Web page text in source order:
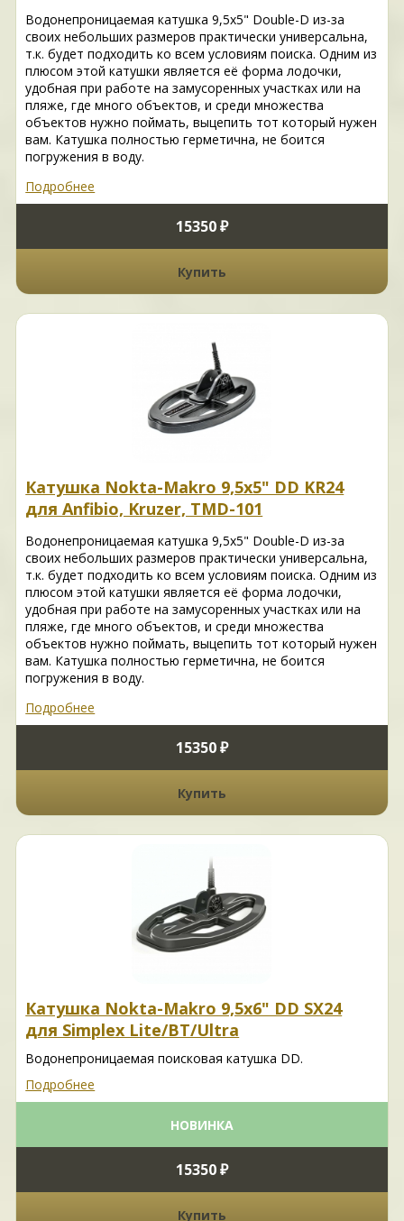
Водонепроницаемая катушка 9,5x5" Double-D из-за
своих небольших размеров практически универсальна,
т.к. будет подходить ко всем условиям поиска. Одним из
плюсом этой катушки является её форма лодочки,
удобная при работе на замусоренных участках или на
пляже, где много объектов, и среди множества
объектов нужно поймать, выцепить тот который нужен
вам. Катушка полностью герметична, не боится
погружения в воду.
Подробнее
15350 ₽
Купить
Катушка Nokta-Makro 9,5x5" DD KR24
для Anfibio, Kruzer, TMD-101
Водонепроницаемая катушка 9,5x5" Double-D из-за
своих небольших размеров практически универсальна,
т.к. будет подходить ко всем условиям поиска. Одним из
плюсом этой катушки является её форма лодочки,
удобная при работе на замусоренных участках или на
пляже, где много объектов, и среди множества
объектов нужно поймать, выцепить тот который нужен
вам. Катушка полностью герметична, не боится
погружения в воду.
Подробнее
15350 ₽
Купить
Катушка Nokta-Makro 9,5x6" DD SX24
для Simplex Lite/BT/Ultra
Водонепроницаемая поисковая катушка DD.
Подробнее
НОВИНКА
15350 ₽
Купить